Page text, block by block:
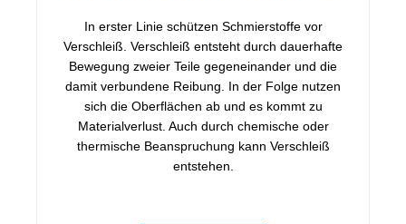
In erster Linie schützen Schmierstoffe vor
Verschleiß. Verschleiß entsteht durch dauerhafte
Bewegung zweier Teile gegeneinander und die
damit verbundene Reibung. In der Folge nutzen
sich die Oberflächen ab und es kommt zu
Materialverlust. Auch durch chemische oder
thermische Beanspruchung kann Verschleiß
entstehen.